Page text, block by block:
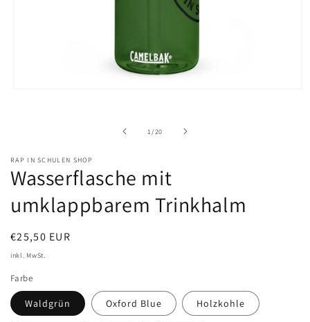
1 /von
20
RAP IN SCHULEN SHOP
Wasserflasche mit
umklappbarem Trinkhalm
Normaler
Preis
€25,50 EUR
inkl. MwSt.
Farbe
Waldgrün Oxford Blue Holzkohle